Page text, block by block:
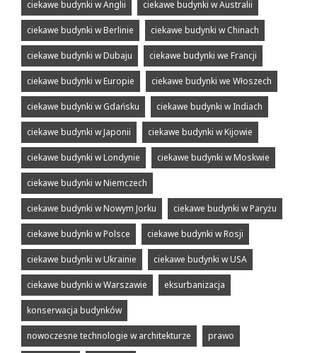
ciekawe budynki w Anglii ciekawe budynki w Australii
ciekawe budynki w Berlinie ciekawe budynki w Chinach
ciekawe budynki w Dubaju ciekawe budynki we Francji
ciekawe budynki w Europie ciekawe budynki we Włoszech
ciekawe budynki w Gdańsku ciekawe budynki w Indiach
ciekawe budynki w Japonii ciekawe budynki w Kijowie
ciekawe budynki w Londynie ciekawe budynki w Moskwie
ciekawe budynki w Niemczech
ciekawe budynki w Nowym Jorku ciekawe budynki w Paryżu
ciekawe budynki w Polsce ciekawe budynki w Rosji
ciekawe budynki w Ukrainie ciekawe budynki w USA
ciekawe budynki w Warszawie eksurbanizacja
konserwacja budynków
nowoczesne technologie w architekturze prawo